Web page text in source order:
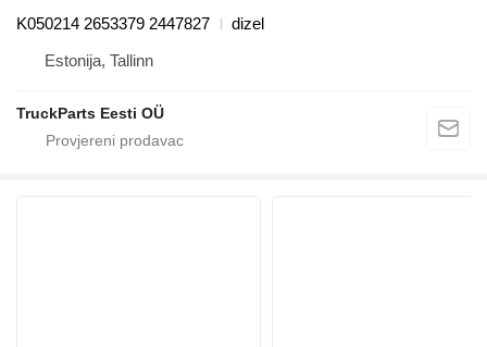
K050214 2653379 2447827
dizel
Estonija, Tallinn
TruckParts Eesti OÜ